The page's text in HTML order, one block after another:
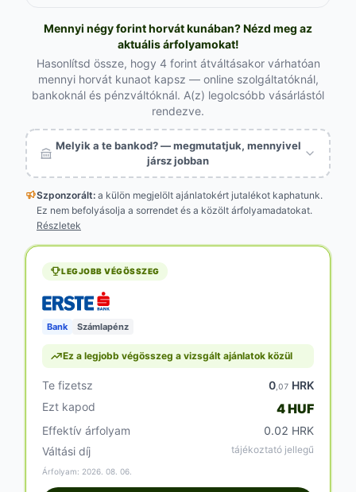
Mennyi négy forint horvát kunában? Nézd meg az
aktuális árfolyamokat!
Hasonlítsd össze, hogy 4 forint átváltásakor várhatóan
mennyi horvát kunaot kapsz — online szolgáltatóknál,
bankoknál és pénzváltóknál. A(z) legolcsóbb vásárlástól
rendezve.
Melyik a te bankod? — megmutatjuk, mennyivel
jársz jobban
Szponzorált: a külön megjelölt ajánlatokért jutalékot kaphatunk.
Ez nem befolyásolja a sorrendet és a közölt árfolyamadatokat.
Részletek
LEGJOBB VÉGÖSSZEG
Bank Számlapénz
Ez a legjobb végösszeg a vizsgált ajánlatok közül
Te fizetsz 0 ,07 HRK
Ezt kapod
4 HUF
Effektív árfolyam
0.02 HRK
Váltási díj
tájékoztató jellegű
Árfolyam: 2026. 08. 06.